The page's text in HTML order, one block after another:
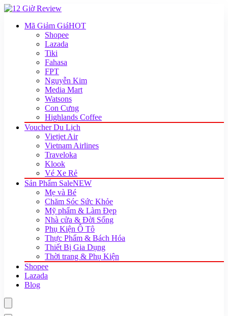
Mã Giảm GiáHOT
Shopee
Lazada
Tiki
Fahasa
FPT
Nguyễn Kim
Media Mart
Watsons
Con Cưng
Highlands Coffee
Voucher Du Lịch
Vietjet Air
Vietnam Airlines
Traveloka
Klook
Vé Xe Rẻ
Sản Phẩm SaleNEW
Mẹ và Bé
Chăm Sóc Sức Khỏe
Mỹ phẩm & Làm Đẹp
Nhà cửa & Đời Sống
Phụ Kiện Ô Tô
Thực Phẩm & Bách Hóa
Thiết Bị Gia Dụng
Thời trang & Phụ Kiện
Shopee
Lazada
Blog